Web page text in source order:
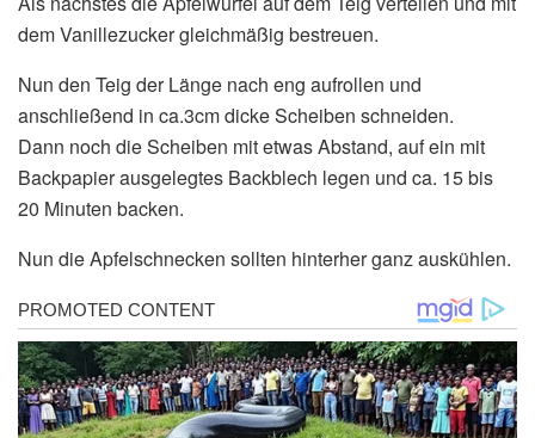
dem Vanillezucker gleichmäßig bestreuen.
Nun den Teig der Länge nach eng aufrollen und
anschließend in ca.3cm dicke Scheiben schneiden.
Dann noch die Scheiben mit etwas Abstand, auf ein mit
Backpapier ausgelegtes Backblech legen und ca. 15 bis
20 Minuten backen.
Nun die Apfelschnecken sollten hinterher ganz auskühlen.